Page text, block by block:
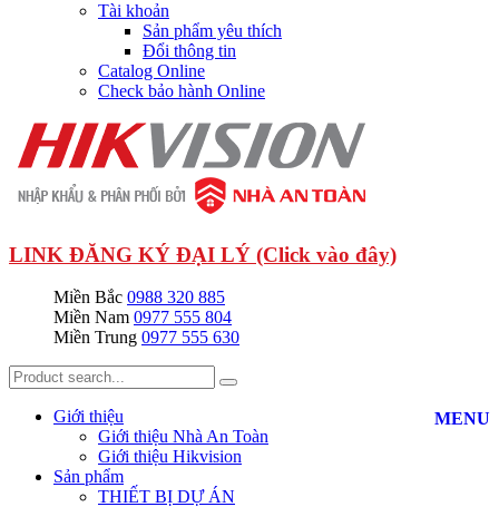
Tài khoản
Sản phẩm yêu thích
Đổi thông tin
Catalog Online
Check bảo hành Online
LINK ĐĂNG KÝ ĐẠI LÝ (Click vào đây)
Miền Bắc 0988 320 885
Miền Nam 0977 555 804
Miền Trung 0977 555 630
MENU
Giới thiệu
Giới thiệu Nhà An Toàn
Giới thiệu Hikvision
Sản phẩm
THIẾT BỊ DỰ ÁN